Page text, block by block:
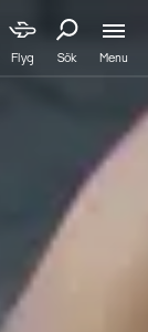
Flyg Sök Menu